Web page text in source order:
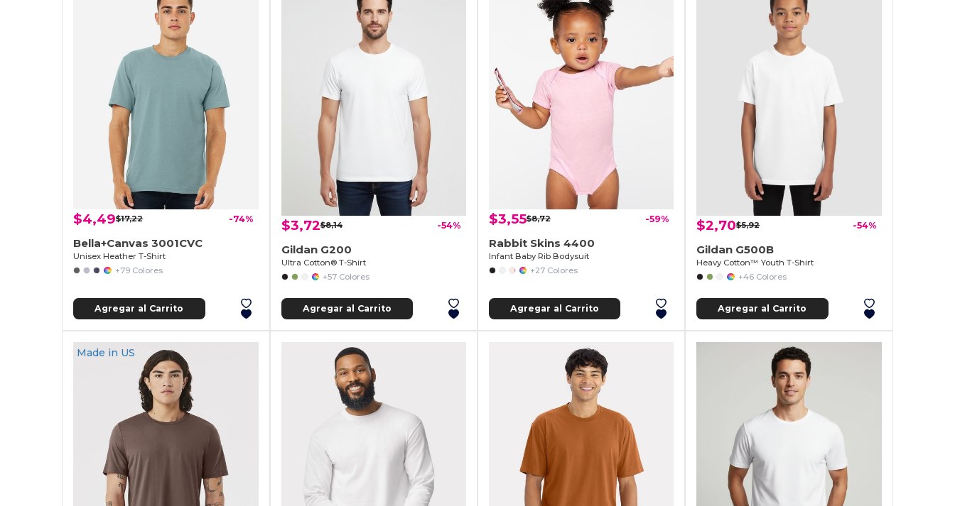
$4,49$17,22 -74%
Bella+Canvas 3001CVC
Unisex Heather T-Shirt
+79 Colores
Agregar al Carrito
$3,72$8,14 -54%
Gildan G200
Ultra Cotton® T-Shirt
+57 Colores
Agregar al Carrito
$3,55$8,72 -59%
Rabbit Skins 4400
Infant Baby Rib Bodysuit
+27 Colores
Agregar al Carrito
$2,70$5,92 -54%
Gildan G500B
Heavy Cotton™ Youth T-Shirt
+46 Colores
Agregar al Carrito
Made in US